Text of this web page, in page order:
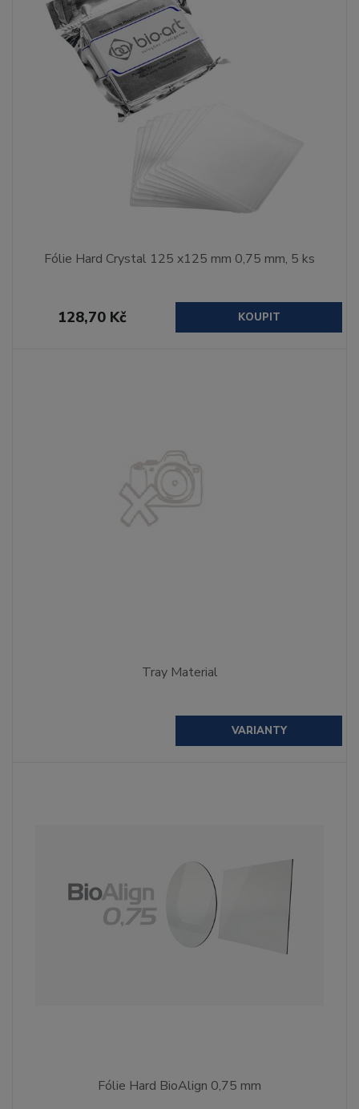
Fólie Hard Crystal 125 x125 mm 0,75 mm, 5 ks
128,70 Kč KOUPIT
Tray Material
VARIANTY
Fólie Hard BioAlign 0,75 mm